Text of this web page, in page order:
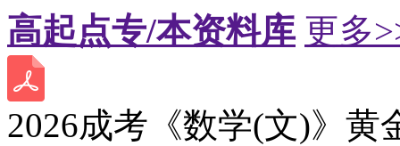
高起点专/本资料库 更多
2026成考《数学(文)》黄